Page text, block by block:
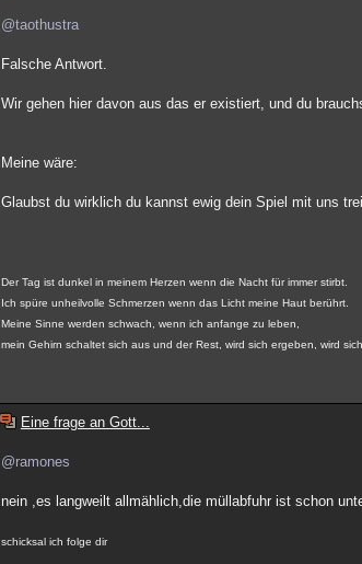
@taothustra
Falsche Antwort.
Wir gehen hier davon aus das er existiert, und du
Meine wäre:
Glaubst du wirklich du kannst ewig dein Spiel mit uns
Der Tag ist dunkel in meinem Herzen wenn die Nacht für immer stirbt.
Ich spüre unheilvolle Schmerzen wenn das Licht meine Haut berührt.
Meine Sinne werden schwach, wenn ich anfange zu leben,
mein Gehirn schaltet sich aus und der Rest, wird sich ergeben, wird
Eine frage an Gott...
@ramones
nein ,es langweilt allmählich,die müllabfuhr ist schon
schicksal ich folge dir